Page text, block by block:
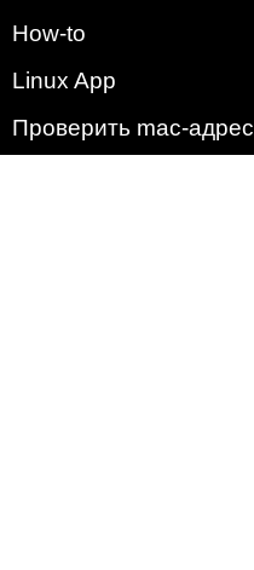
How-to
Linux App
Проверить mac-адрес